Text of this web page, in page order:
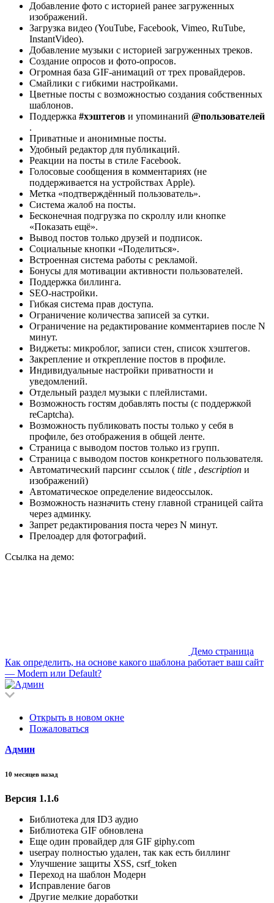
Добавление фото с историей ранее загруженных
изображений.
Загрузка видео (YouTube, Facebook, Vimeo, RuTube,
InstantVideo).
Добавление музыки с историей загруженных треков.
Создание опросов и фото-опросов.
Огромная база GIF-анимаций от трех провайдеров.
Смайлики с гибкими настройками.
Цветные посты с возможностью создания собственных
шаблонов.
Поддержка #хэштегов и упоминаний @пользователей
.
Приватные и анонимные посты.
Удобный редактор для публикаций.
Реакции на посты в стиле Facebook.
Голосовые сообщения в комментариях (не
поддерживается на устройствах Apple).
Метка «подтверждённый пользователь».
Система жалоб на посты.
Бесконечная подгрузка по скроллу или кнопке
«Показать ещё».
Вывод постов только друзей и подписок.
Социальные кнопки «Поделиться».
Встроенная система работы с рекламой.
Бонусы для мотивации активности пользователей.
Поддержка биллинга.
SEO-настройки.
Гибкая система прав доступа.
Ограничение количества записей за сутки.
Ограничение на редактирование комментариев после N
минут.
Виджеты: микроблог, записи стен, список хэштегов.
Закрепление и открепление постов в профиле.
Индивидуальные настройки приватности и
уведомлений.
Отдельный раздел музыки с плейлистами.
Возможность гостям добавлять посты (с поддержкой
reCaptcha).
Возможность публиковать посты только у себя в
профиле, без отображения в общей ленте.
Страница с выводом постов только из групп.
Страница с выводом постов конкретного пользователя.
Автоматический парсинг ссылок ( title , description и
изображений)
Автоматическое определение видеоссылок.
Возможность назначить стену главной страницей сайта
через админку.
Запрет редактирования поста через N минут.
Прелоадер для фотографий.
Ссылка на демо:
Демо страница
Как определить, на основе какого шаблона работает ваш сайт
— Modern или Default?
Открыть в новом окне
Пожаловаться
Админ
10 месяцев назад
Версия 1.1.6
Библиотека для ID3 аудио
Библиотека GIF обновлена
Еще один провайдер для GIF giphy.com
userpay полностью удален, так как есть биллинг
Улучшение защиты XSS, csrf_token
Переход на шаблон Модерн
Исправление багов
Другие мелкие доработки